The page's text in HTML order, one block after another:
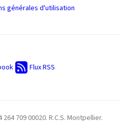
générales d'utilisation
Flux RSS
709 00020. R.C.S. Montpellier.